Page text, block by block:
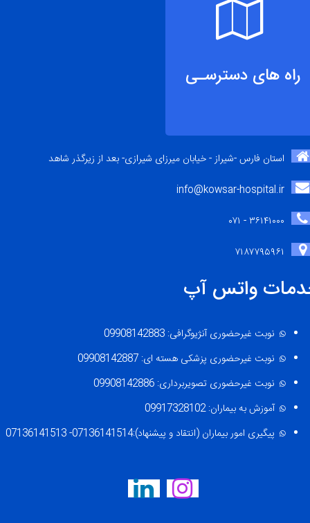
راه های دسترسـی
استان فارس -شیراز - خیابان میرزای شیرازی- بعد از زیرگذر شاهد
info@kowsar-hospital.ir
۳۶۱۴۱۰۰۰ - ۰۷۱
۷۱۸۷۷۹۵۹۶۱
واتس آپ
نوبت غیرحضوری آنژیوگرافی: 09908142883
نوبت غیرحضوری پزشکی هسته ای: 09908142887
نوبت غیرحضوری تصویربرداری: 09908142886
آموزش به بیماران: 09917328102
پیگیری امور بیماران (انتقاد و پیشنهاد):07136141514- 07136141513